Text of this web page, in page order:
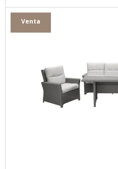
Venta